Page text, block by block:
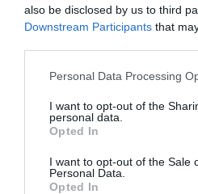
also be disclosed by us to third
Downstream Participants that
Please note that this website/app
not limited to your visit or usage
grant or deny consent to Google
use your data for below specified
consent section.
Personal Data Processing
I want to opt-out of the
personal data.
Opted In
I want to opt-out of the Sale
Personal Data.
Opted In
AZ ÉV MADARA A CSILINGELŐ
HASONLÓ ÉRDEKESSÉGEK